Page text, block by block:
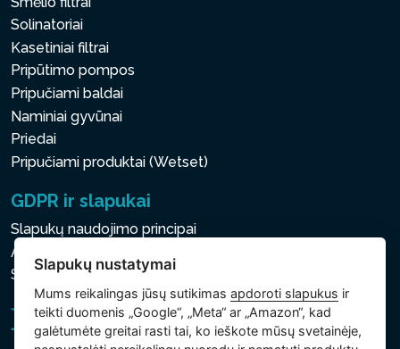
Solinatoriai
Kasetiniai filtrai
Pripūtimo pompos
Pripučiami baldai
Naminiai gyvūnai
Priedai
Pripučiami produktai (Wetset)
GDPR ir slapukai
Slapukų naudojimo principai
Asmens ir kitų tvarkomų duomenų apsaugos politika
Slapukų nustatymai
Slapukų nustatymai
Mums reikalingas jūsų sutikimasapdoroti slapukus ir
teikti duomenis „Google“, „Meta“ ar „Amazon“, kad
galėtumėte greitai rasti tai, ko ieškote mūsų svetainėje,